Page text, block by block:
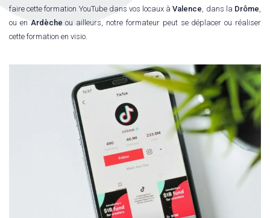
faire cette formation YouTube dans vos locaux àValence, dans la Drôme,
ou en Ardèche ou ailleurs, notre formateur peut se déplacer ou réaliser
cette formation en visio.